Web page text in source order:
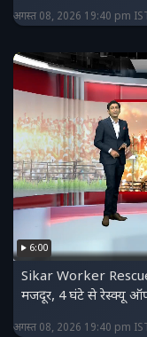
अगस्त 08, 2026 19:40 pm
6:00
Sikar Worker
मजदूर, 4 घंटे से रेस्क्यू
अगस्त 08, 2026 19:40 pm